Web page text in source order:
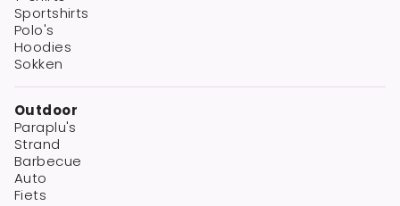
Sportshirts
Polo's
Hoodies
Sokken
Outdoor
Paraplu's
Strand
Barbecue
Auto
Fiets